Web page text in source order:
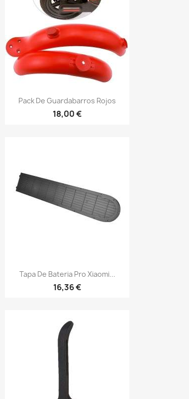
Vista rápida
Pack De Guardabarros Rojos
18,00 €
Vista rápida
Tapa De Bateria Pro Xiaomi...
16,36 €